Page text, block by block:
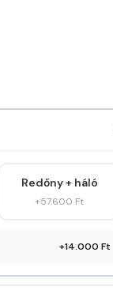
Redőny + háló
+57.600 Ft
+14.000 Ft